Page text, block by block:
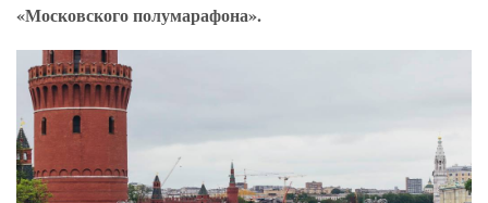
«Московского полумарафона».